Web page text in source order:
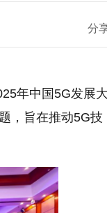
分
年中国5G发展大
，旨在推动5G技